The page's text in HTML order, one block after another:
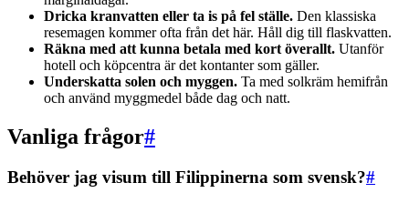
Dricka kranvatten eller ta is på fel ställe. Den klassiska
resemagen kommer ofta från det här. Håll dig till flaskvatten.
Räkna med att kunna betala med kort överallt. Utanför
hotell och köpcentra är det kontanter som gäller.
Underskatta solen och myggen. Ta med solkräm hemifrån
och använd myggmedel både dag och natt.
Vanliga frågor#
Behöver jag visum till Filippinerna som svensk?#